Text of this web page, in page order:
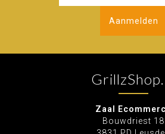
Aanmelden
Zaal
Bouwdriest 18